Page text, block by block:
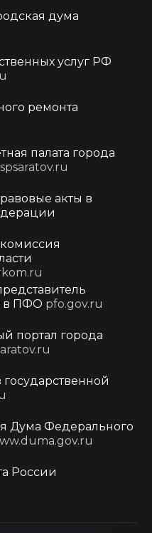
дума
услуг РФ
ремонта
палата города
акты в
в ПФО pfo.gov.ru
портал города
Дума Федерального
России